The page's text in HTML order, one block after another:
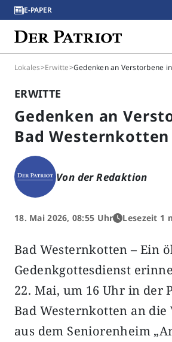
E-PAPER
Lokales>Erwitte>Gedenken an Verstorbene
ERWITTE
Gedenken an
Bad Westernkotten
Von der Redaktion
18. Mai 2026, 08:55 Uhr Lesezeit 1
Bad Westernkotten – Ein
Gedenkgottesdienst
22. Mai, um 16 Uhr in der
Bad Westernkotten an die
aus dem Seniorenheim